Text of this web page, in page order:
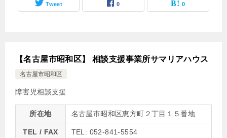
Tweet 0 0
【名古屋市昭和区】 相談支援事業所サマリアハウス
名古屋市昭和区
障害児相談支援
所在地 名古屋市昭和区恵方町２丁目１５番地
TEL / FAX
TEL: 052-841-5554